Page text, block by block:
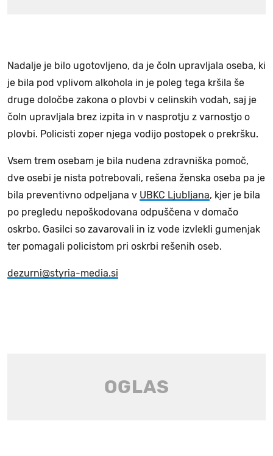
Nadalje je bilo ugotovljeno, da je čoln upravljala oseba, ki
je bila pod vplivom alkohola in je poleg tega kršila še
druge določbe zakona o plovbi v celinskih vodah, saj je
čoln upravljala brez izpita in v nasprotju z varnostjo o
plovbi. Policisti zoper njega vodijo postopek o prekršku.
Vsem trem osebam je bila nudena zdravniška pomoč,
dve osebi je nista potrebovali, rešena ženska oseba pa je
bila preventivno odpeljana v UBKC Ljubljana, kjer je bila
po pregledu nepoškodovana odpuščena v domačo
oskrbo. Gasilci so zavarovali in iz vode izvlekli gumenjak
ter pomagali policistom pri oskrbi rešenih oseb.
dezurni@styria-media.si